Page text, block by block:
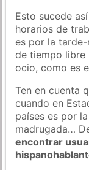
Esto sucede
horarios de
es por la
de tiempo libre
ocio, como es
Ten en cuenta
cuando en
países es por
madrugada…
encontrar